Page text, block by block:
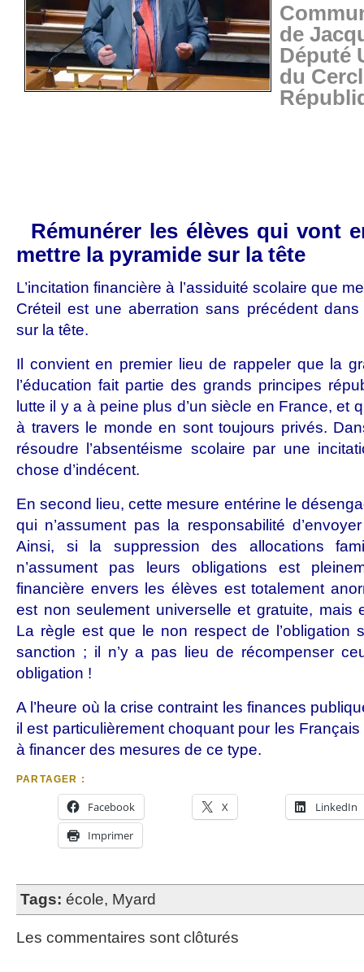
de
Député
du
Rémunérer les élèves qui vont
mettre la pyramide sur la tête
L’incitation financière à l’assiduité scolaire que
Créteil est une aberration sans précédent
sur la tête.
Il convient en premier lieu de rappeler que la
l’éducation fait partie des grands principes
lutte il y a à peine plus d’un siècle en France, et
à travers le monde en sont toujours privés.
résoudre l’absentéisme scolaire par une
chose d’indécent.
En second lieu, cette mesure entérine le
qui n’assument pas la responsabilité
Ainsi, si la suppression des allocations
n’assument pas leurs obligations est
financière envers les élèves est totalement
est non seulement universelle et gratuite, mais
La règle est que le non respect de l’obligation
sanction ; il n’y a pas lieu de récompenser
obligation !
A l’heure où la crise contraint les finances
il est particulièrement choquant pour les
à financer des mesures de ce type.
PARTAGER :
Facebook X
LinkedIn
Imprimer
Tags: école, Myard
Les commentaires sont clôturés